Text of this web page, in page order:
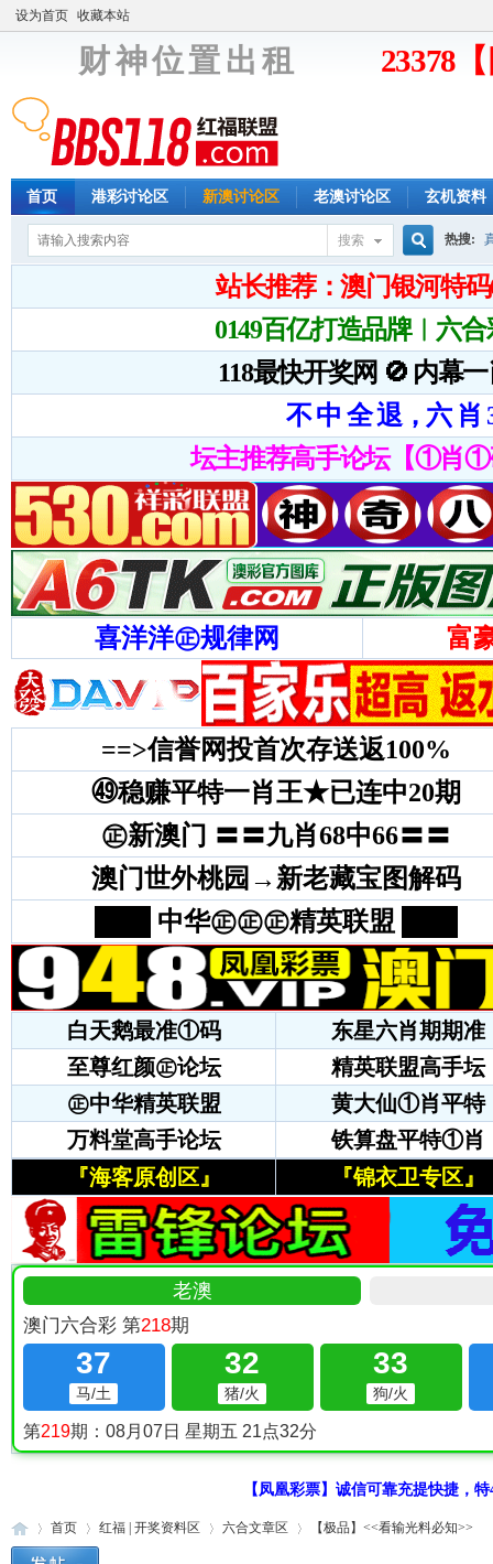
设为首页 收藏本站
财 神 位 置 出 租 23378
首页 港彩讨论区 新澳讨论区 老澳讨论区 玄机资料
搜索
搜
索
热搜:
【凤凰彩票】诚信可靠充提快捷，
首页 红福 | 开奖资料区 六合文章区 【极品】<<看输光料必知>>